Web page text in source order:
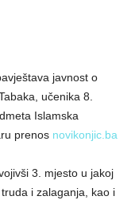
javnost o
učenika 8.
Islamska
prenos novikonjic.ba
3. mjesto u jakoj
i zalaganja, kao i